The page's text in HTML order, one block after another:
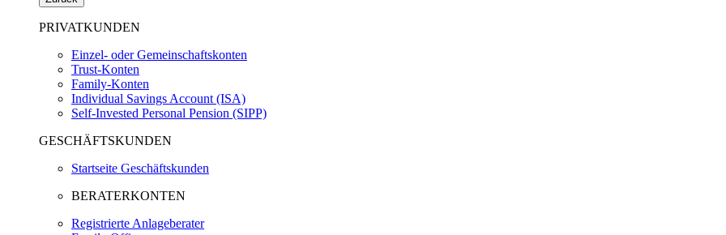
PRIVATKUNDEN
Einzel- oder Gemeinschaftskonten
Trust-Konten
Family-Konten
Individual Savings Account (ISA)
Self-Invested Personal Pension (SIPP)
GESCHÄFTSKUNDEN
Startseite Geschäftskunden
BERATERKONTEN
Registrierte Anlageberater